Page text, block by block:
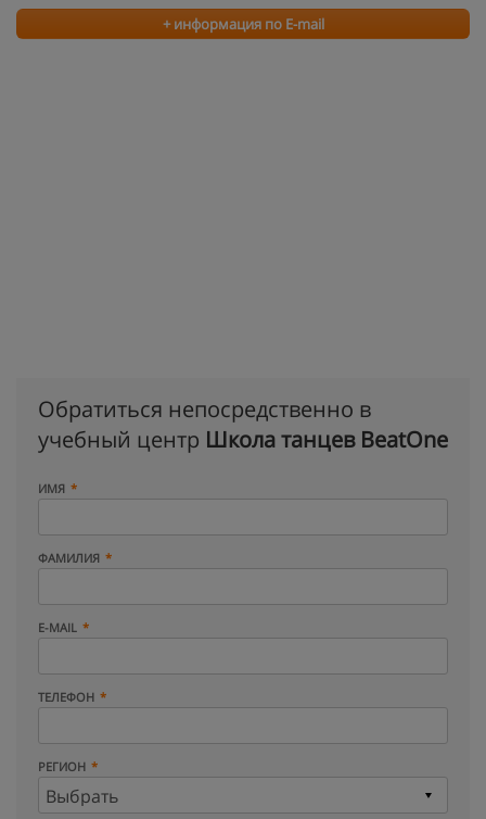
+ информация по E-mail
Обратиться непосредственно в
учебный центр Школа танцев BeatOne
ИМЯ
ФАМИЛИЯ
E-MAIL
ТЕЛЕФОН
РЕГИОН